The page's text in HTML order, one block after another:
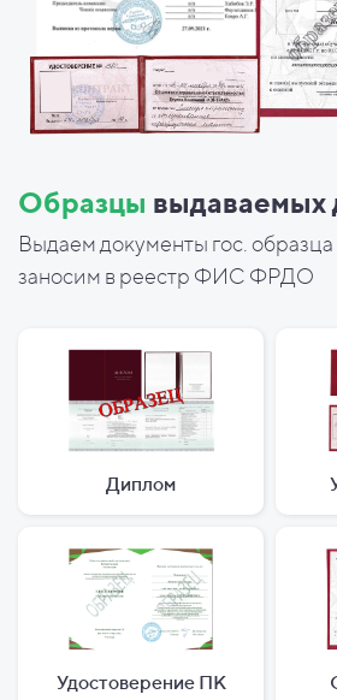
Образцы выдаваемых
Выдаем документы гос.
заносим в реестр ФИС ФРДО
Диплом
Удостоверение ПК